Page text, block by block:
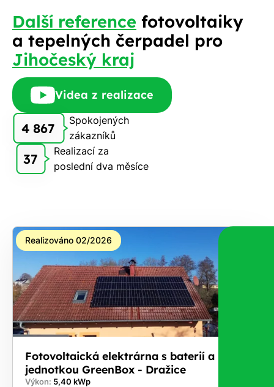
E-
mail
Rádi
Vám
zdarma
pošleme,
na co
máte
vědět -
a nic Vás
nestojí.
Další reference fotovoltaiky
a tepelných čerpadel pro
Jihočeský kraj
Videa z realizace
4 867
Spokojených
zákazníků
37
Realizací za
poslední dva měsíce
Realizováno 02/2026
Fotovoltaická elektrárna s baterií a řídicí
jednotkou GreenBox - Dražice
Výkon: 5,40 kWp